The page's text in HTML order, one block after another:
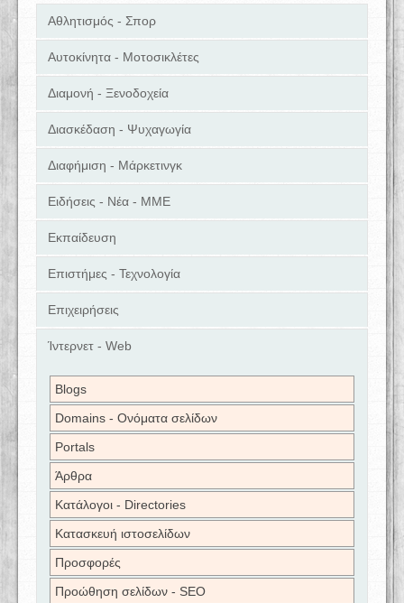
Αθλητισμός - Σπορ
Αυτοκίνητα - Μοτοσικλέτες
Διαμονή - Ξενοδοχεία
Διασκέδαση - Ψυχαγωγία
Διαφήμιση - Μάρκετινγκ
Ειδήσεις - Νέα - ΜΜΕ
Εκπαίδευση
Επιστήμες - Τεχνολογία
Επιχειρήσεις
Ίντερνετ - Web
Blogs
Domains - Ονόματα σελίδων
Portals
Άρθρα
Κατάλογοι - Directories
Κατασκευή ιστοσελίδων
Προσφορές
Προώθηση σελίδων - SEO